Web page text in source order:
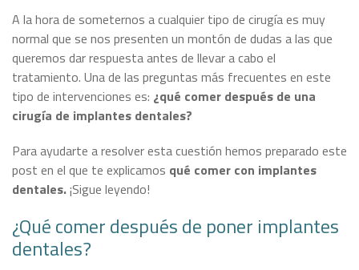
A la hora de someternos a cualquier tipo de cirugía es muy
normal que se nos presenten un montón de dudas a las que
queremos dar respuesta antes de llevar a cabo el
tratamiento. Una de las preguntas más frecuentes en este
tipo de intervenciones es: ¿qué comer después de una
cirugía de implantes dentales?
Para ayudarte a resolver esta cuestión hemos preparado este
post en el que te explicamos qué comer con implantes
dentales.¡Sigue leyendo!
¿Qué comer después de poner implantes
dentales?